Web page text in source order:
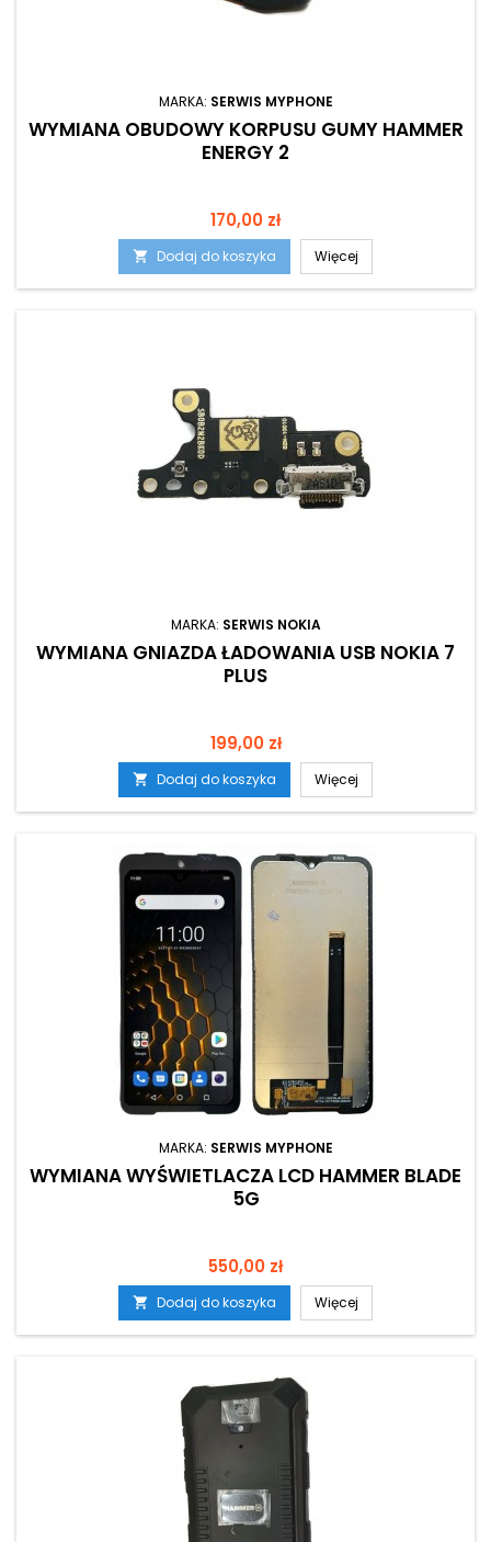
MARKA: SERWIS MYPHONE
WYMIANA OBUDOWY KORPUSU GUMY HAMMER
ENERGY 2
Cena
170,00 zł
 Dodaj do koszyka Więcej
MARKA: SERWIS NOKIA
WYMIANA GNIAZDA ŁADOWANIA USB NOKIA 7
PLUS
Cena
199,00 zł
 Dodaj do koszyka Więcej
MARKA: SERWIS MYPHONE
WYMIANA WYŚWIETLACZA LCD HAMMER BLADE
5G
Cena
550,00 zł
 Dodaj do koszyka Więcej